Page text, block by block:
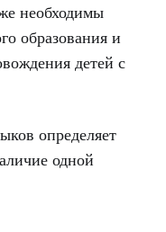
необходимы
образования и
детей с
определяет
одной